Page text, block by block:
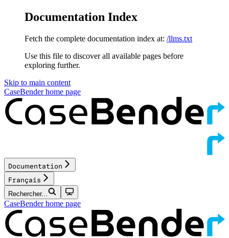
Documentation Index
Fetch the complete documentation index at: /llms.txt
Use this file to discover all available pages before
exploring further.
Skip to main content
CaseBenderhome page
Documentation
Français
Rechercher...
CaseBenderhome page